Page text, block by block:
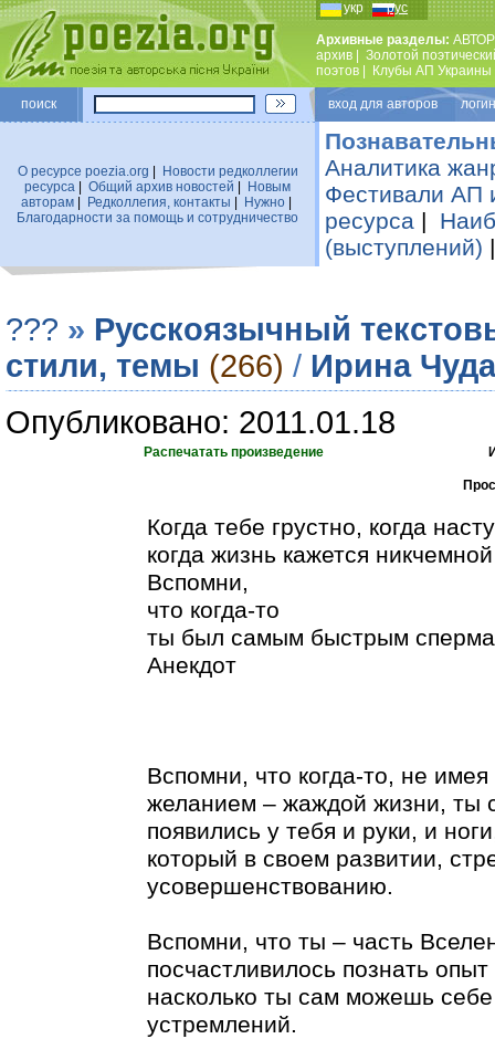
укр рус
Архивные разделы:
архив
Золотой
поэтов
Клубы АП Украины
поиск вход для авторов
О ресурсе poezia.org
Новости редколлегии
ресурса
Общий архив новостей
Новым
авторам| Редколлегия, контакты Нужно|
Благодарности за помощь и сотрудничество
Аналитика
Фестивали АП
ресурса |
(выступлений)
??? » Русскоязычный
стили, темы (266) / Ирина
Опубликовано: 2011.01.18
Распечатать произведение
Когда тебе грустно, когда
когда жизнь кажется
Вспомни,
что когда-то
ты был самым быстрым
Анекдот
Вспомни, что когда-то, не
желанием – жаждой жизни, ты
появились у тебя и руки, и
который в своем развитии,
усовершенствованию.
Вспомни, что ты – часть
посчастливилось познать
насколько ты сам можешь себе
устремлений.